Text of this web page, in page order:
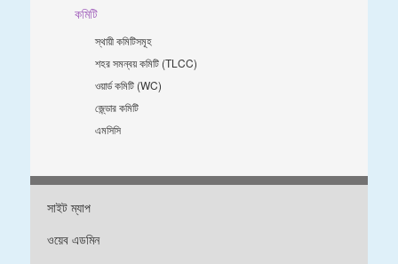
কমিটি
স্থায়ী কমিটিসমূহ
শহর সমন্বয় কমিটি (TLCC)
ওয়ার্ড কমিটি (WC)
জে্ন্ডার কমিটি
এমসিসি
সাইট ম্যাপ
ওয়েব এডমিন